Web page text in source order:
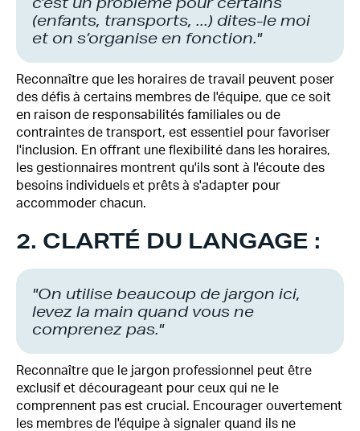
(enfants, transports, ...) dites-le moi
et on s’organise en fonction."
Reconnaître que les horaires de travail peuvent poser
des défis à certains membres de l'équipe, que ce soit
en raison de responsabilités familiales ou de
contraintes de transport, est essentiel pour favoriser
l'inclusion. En offrant une flexibilité dans les horaires,
les gestionnaires montrent qu'ils sont à l'écoute des
besoins individuels et prêts à s'adapter pour
accommoder chacun.
2. CLARTÉ DU LANGAGE :
"On utilise beaucoup de jargon ici,
levez la main quand vous ne
comprenez pas."
Reconnaître que le jargon professionnel peut être
exclusif et décourageant pour ceux qui ne le
comprennent pas est crucial. Encourager ouvertement
les membres de l'équipe à signaler quand ils ne